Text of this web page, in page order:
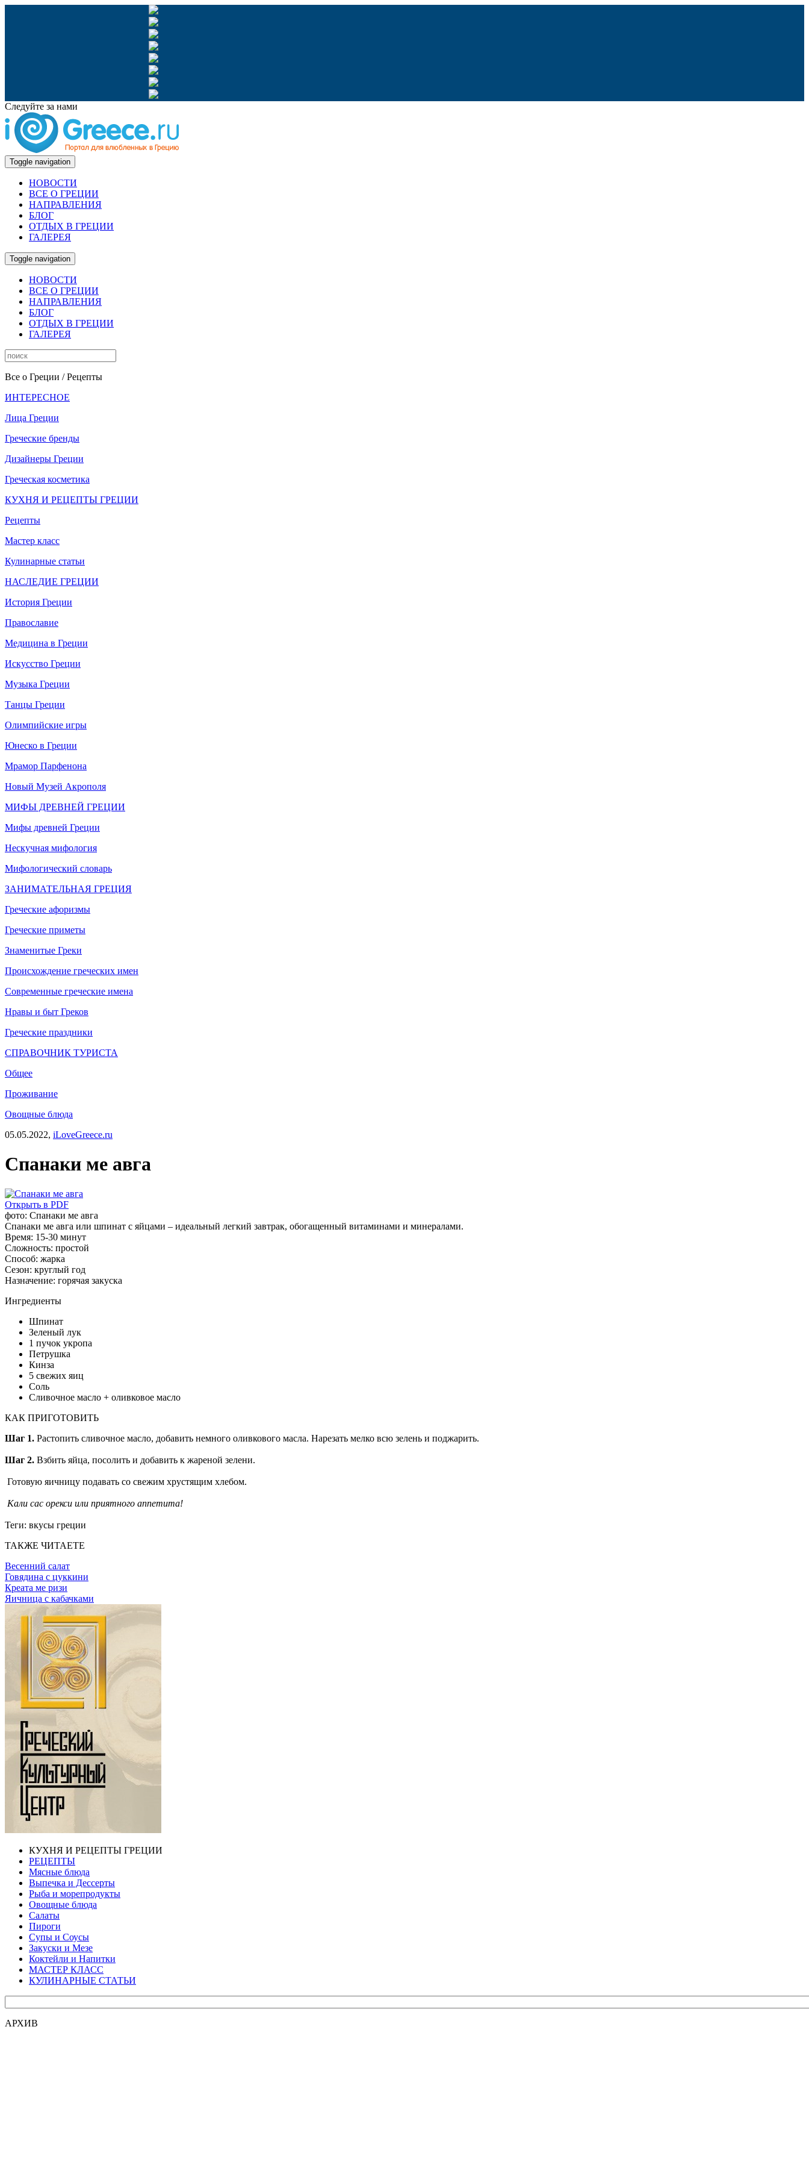
Следуйте за нами
Toggle navigation
НОВОСТИ
ВСЕ О ГРЕЦИИ
НАПРАВЛЕНИЯ
БЛОГ
ОТДЫХ В ГРЕЦИИ
ГАЛЕРЕЯ
Toggle navigation
НОВОСТИ
ВСЕ О ГРЕЦИИ
НАПРАВЛЕНИЯ
БЛОГ
ОТДЫХ В ГРЕЦИИ
ГАЛЕРЕЯ
Все о Греции / Рецепты
ИНТЕРЕСНОЕ
Лица Греции
Греческие бренды
Дизайнеры Греции
Греческая косметика
КУХНЯ И РЕЦЕПТЫ ГРЕЦИИ
Рецепты
Мастер класс
Кулинарные статьи
НАСЛЕДИЕ ГРЕЦИИ
История Греции
Православие
Медицина в Греции
Искусство Греции
Музыка Греции
Танцы Греции
Олимпийские игры
Юнеско в Греции
Мрамор Парфенона
Новый Музей Акрополя
МИФЫ ДРЕВНЕЙ ГРЕЦИИ
Мифы древней Греции
Нескучная мифология
Мифологический словарь
ЗАНИМАТЕЛЬНАЯ ГРЕЦИЯ
Греческие афоризмы
Греческие приметы
Знаменитые Греки
Происхождение греческих имен
Современные греческие имена
Нравы и быт Греков
Греческие праздники
СПРАВОЧНИК ТУРИСТА
Общее
Проживание
Овощные блюда
05.05.2022, iLoveGreece.ru
Спанаки ме авга
Открыть в PDF
фото: Спанаки ме авга
Спанаки ме авга или шпинат с яйцами – идеальный легкий завтрак, обогащенный витаминами и минералами.
Время: 15-30 минут
Сложность: простой
Способ: жарка
Сезон: круглый год
Назначение: горячая закуска
Ингредиенты
Шпинат
Зеленый лук
1 пучок укропа
Петрушка
Кинза
5 свежих яиц
Соль
Сливочное масло + оливковое масло
КАК ПРИГОТОВИТЬ
Шаг 1. Растопить сливочное масло, добавить немного оливкового масла. Нарезать мелко всю зелень и поджарить.
Шаг 2. Взбить яйца, посолить и добавить к жареной зелени.
Готовую яичницу подавать со свежим хрустящим хлебом.
Кали сас орекси или приятного аппетита!
Теги: вкусы греции
ТАКЖЕ ЧИТАЕТЕ
Весенний салат
Говядина с цуккини
Креата ме ризи
Яичница с кабачками
КУХНЯ И РЕЦЕПТЫ ГРЕЦИИ
РЕЦЕПТЫ
Мясные блюда
Выпечка и Дессерты
Рыба и морепродукты
Овощные блюда
Салаты
Пироги
Супы и Соусы
Закуски и Мезе
Коктейли и Напитки
МАСТЕР КЛАСС
КУЛИНАРНЫЕ СТАТЬИ
АРХИВ